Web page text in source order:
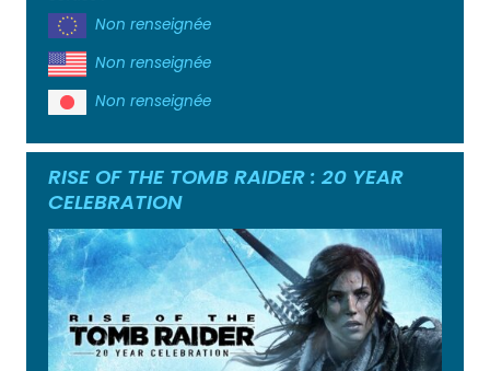
Non renseignée
Non renseignée
Non renseignée
RISE OF THE TOMB RAIDER : 20 YEAR
CELEBRATION